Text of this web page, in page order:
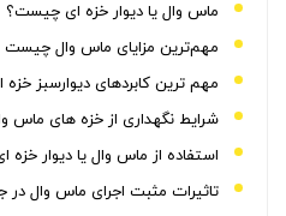
ماس وال یا دیوار خزه ای چیست؟
مهم‌ترین مزایای ماس وال چیست
مهم ترین کابردهای دیوارسبز
شرایط نگهداری از خزه های ماس
استفاده از ماس وال یا دیوار
تاثیرات مثبت اجرای ماس وال